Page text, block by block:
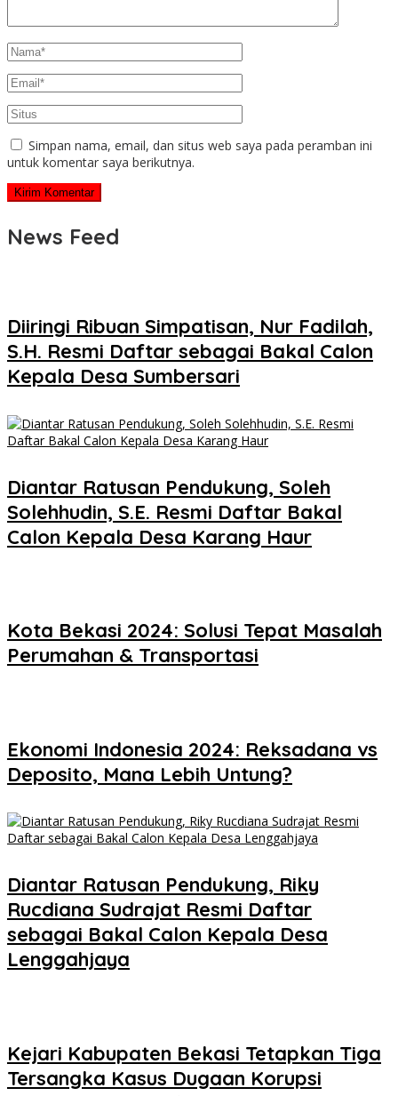
Simpan nama, email, dan situs web saya pada peramban ini
untuk komentar saya berikutnya.
News Feed
Diiringi Ribuan Simpatisan, Nur Fadilah,
S.H. Resmi Daftar sebagai Bakal Calon
Kepala Desa Sumbersari
Diantar Ratusan Pendukung, Soleh
Solehhudin, S.E. Resmi Daftar Bakal
Calon Kepala Desa Karang Haur
Kota Bekasi 2024: Solusi Tepat Masalah
Perumahan & Transportasi
Ekonomi Indonesia 2024: Reksadana vs
Deposito, Mana Lebih Untung?
Diantar Ratusan Pendukung, Riky
Rucdiana Sudrajat Resmi Daftar
sebagai Bakal Calon Kepala Desa
Lenggahjaya
Kejari Kabupaten Bekasi Tetapkan Tiga
Tersangka Kasus Dugaan Korupsi